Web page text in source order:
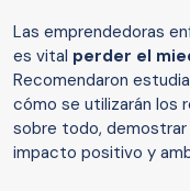
Las emprendedoras
es vital perder el
Recomendaron
cómo se utilizarán los
sobre todo,
impacto positivo y